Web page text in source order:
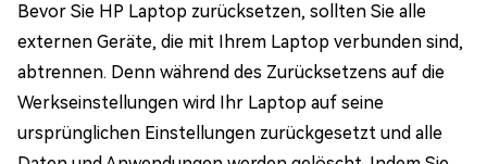
Bevor Sie HP Laptop zurücksetzen, sollten Sie alle
externen Geräte, die mit Ihrem Laptop verbunden sind,
abtrennen. Denn während des Zurücksetzens auf die
Werkseinstellungen wird Ihr Laptop auf seine
ursprünglichen Einstellungen zurückgesetzt und alle